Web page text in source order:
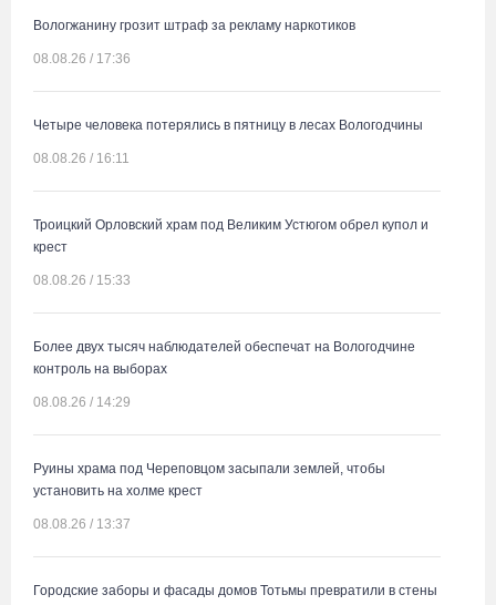
Вологжанину грозит штраф за рекламу наркотиков
08.08.26 / 17:36
Четыре человека потерялись в пятницу в лесах Вологодчины
08.08.26 / 16:11
Троицкий Орловский храм под Великим Устюгом обрел купол и
крест
08.08.26 / 15:33
Более двух тысяч наблюдателей обеспечат на Вологодчине
контроль на выборах
08.08.26 / 14:29
Руины храма под Череповцом засыпали землей, чтобы
установить на холме крест
08.08.26 / 13:37
Городские заборы и фасады домов Тотьмы превратили в стены